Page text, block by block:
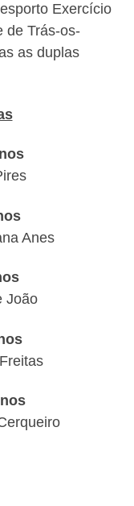
Exercício
de Trás-os-
as duplas
Anes
João